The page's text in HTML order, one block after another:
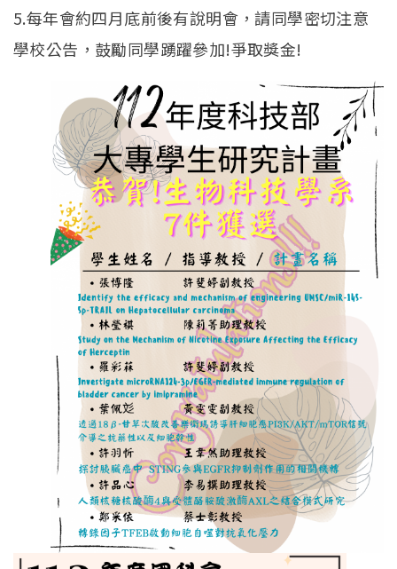
5.每年會約四月底前後有說明會，請同學密切注意
學校公告，鼓勵同學踴躍參加!爭取獎金!